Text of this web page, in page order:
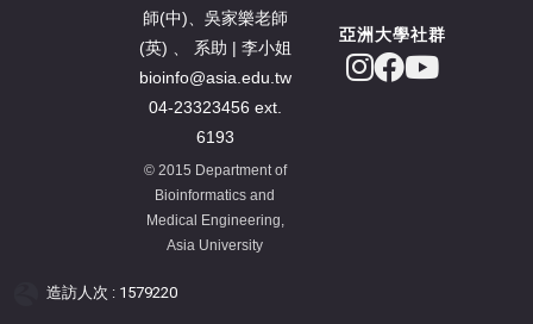
師(中)、吳家樂老師
(英) 、 系助 | 李小姐
bioinfo@asia.edu.tw
04-23323456 ext.
6193
© 2015 Department of
Bioinformatics and
Medical Engineering,
Asia University
亞洲大學社群
造訪人次 : 1579220